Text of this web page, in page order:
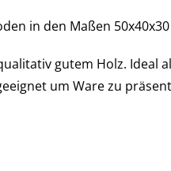
in den Maßen 50x40x30
gutem Holz. Ideal
um Ware zu